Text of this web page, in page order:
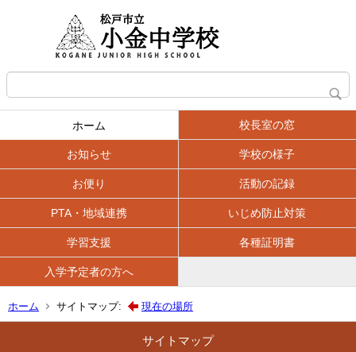
ホーム 校長室の窓
お知らせ 学校の様子
お便り 活動の記録
PTA・地域連携 いじめ防止対策
学習支援 各種証明書
入学予定者の方へ
ホーム サイトマップ: 現在の場所
サイトマップ